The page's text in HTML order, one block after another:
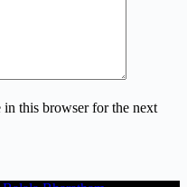
in this browser for the next